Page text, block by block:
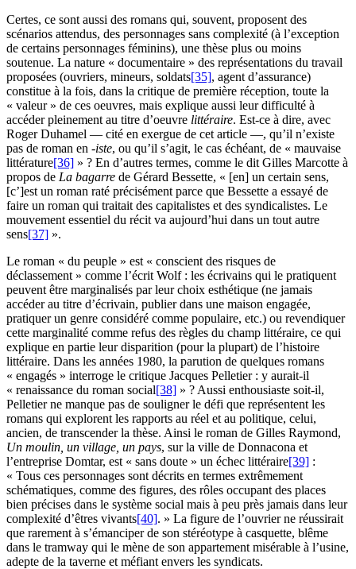
Certes, ce sont aussi des romans qui, souvent, proposent des
scénarios attendus, des personnages sans complexité (à l’exception
de certains personnages féminins), une thèse plus ou moins
soutenue. La nature « documentaire » des représentations du travail
proposées (ouvriers, mineurs, soldats[35], agent d’assurance)
constitue à la fois, dans la critique de première réception, toute la
« valeur » de ces oeuvres, mais explique aussi leur difficulté à
accéder pleinement au titre d’oeuvre littéraire. Est-ce à dire, avec
Roger Duhamel — cité en exergue de cet article —, qu’il n’existe
pas de roman en -iste, ou qu’il s’agit, le cas échéant, de « mauvaise
littérature[36] » ? En d’autres termes, comme le dit Gilles Marcotte à
propos de La bagarre de Gérard Bessette, « [en] un certain sens,
[c’]est un roman raté précisément parce que Bessette a essayé de
faire un roman qui traitait des capitalistes et des syndicalistes. Le
mouvement essentiel du récit va aujourd’hui dans un tout autre
sens[37] ».
Le roman « du peuple » est « conscient des risques de
déclassement » comme l’écrit Wolf : les écrivains qui le pratiquent
peuvent être marginalisés par leur choix esthétique (ne jamais
accéder au titre d’écrivain, publier dans une maison engagée,
pratiquer un genre considéré comme populaire, etc.) ou revendiquer
cette marginalité comme refus des règles du champ littéraire, ce qui
explique en partie leur disparition (pour la plupart) de l’histoire
littéraire. Dans les années 1980, la parution de quelques romans
« engagés » interroge le critique Jacques Pelletier : y aurait-il
« renaissance du roman social[38] » ? Aussi enthousiaste soit-il,
Pelletier ne manque pas de souligner le défi que représentent les
romans qui explorent les rapports au réel et au politique, celui,
ancien, de transcender la thèse. Ainsi le roman de Gilles Raymond,
Un moulin, un village, un pays, sur la ville de Donnacona et
l’entreprise Domtar, est « sans doute » un échec littéraire[39] :
« Tous ces personnages sont décrits en termes extrêmement
schématiques, comme des figures, des rôles occupant des places
bien précises dans le système social mais à peu près jamais dans leur
complexité d’êtres vivants[40]. » La figure de l’ouvrier ne réussirait
que rarement à s’émanciper de son stéréotype à casquette, blême
dans le tramway qui le mène de son appartement misérable à l’usine,
adepte de la taverne et méfiant envers les syndicats.